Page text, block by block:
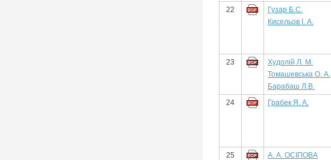
22
Гузар Б.С.
Кисельов І. А.
23
Худолій Л. М.
Томашевська О. А.
Барабаш Л.В.
24
Грабек Я. А.
25
А. А. ОСІПОВА